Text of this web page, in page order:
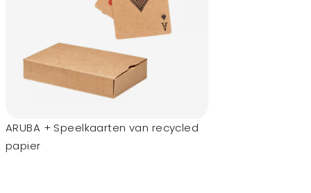
ARUBA + Speelkaarten van recycled
papier